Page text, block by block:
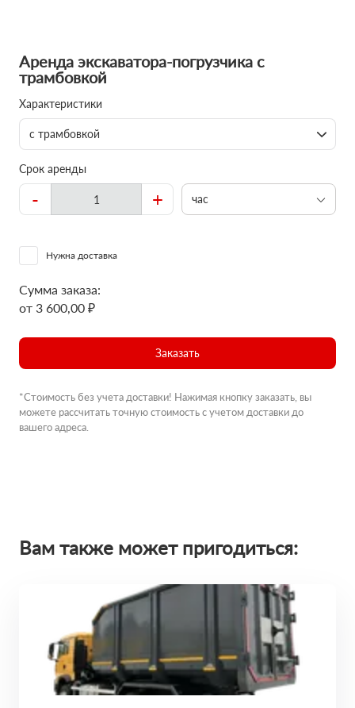
Аренда экскаватора-погрузчика с
трамбовкой
Характеристики
с трамбовкой
Срок аренды
- + час
Нужна доставка
Сумма заказа:
от 3 600,00 ₽
Заказать
*Стоимость без учета доставки! Нажимая кнопку заказать, вы
можете рассчитать точную стоимость с учетом доставки до
вашего адреса.
Вам также может пригодиться: